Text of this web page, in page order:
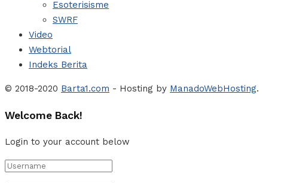
Esoterisisme
SWRF
Video
Webtorial
Indeks Berita
© 2018-2020 Barta1.com - Hosting by ManadoWebHosting.
Welcome Back!
Login to your account below